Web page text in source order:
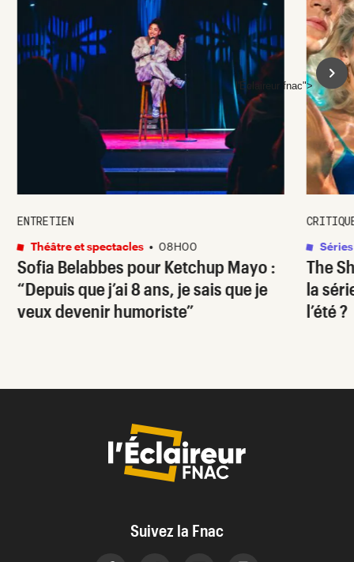
Sofia Belabbes pourKetchup Mayo:
“Depuis que j’ai 8 ans, je sais que je
veux devenir humoriste”
ENTRETIEN
Théâtre et spectacles • 08H00
The
la
l’été ?
Séries
l'Éclaireur fnac">
Suivez la Fnac